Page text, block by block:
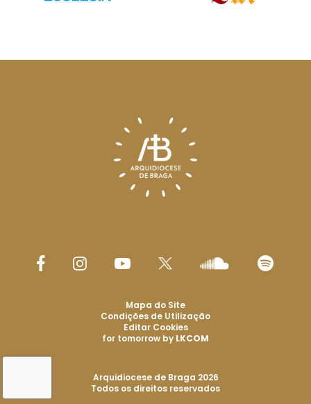
Arquidiocese de Braga 2026
Todos os direitos reservados
Mapa do Site
Condições de Utilização
Editar Cookies
for tomorrow by LKCOM